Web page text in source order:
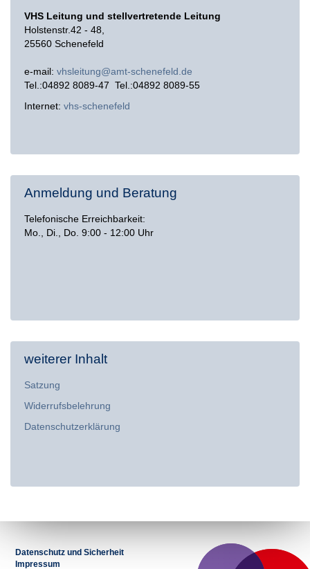
VHS Leitung und stellvertretende Leitung
Holstenstr.42 - 48,
25560 Schenefeld
e-mail: vhsleitung@amt-schenefeld.de
Tel.:04892 8089-47 Tel.:04892 8089-55
Internet: vhs-schenefeld
Anmeldung und Beratung
Telefonische Erreichbarkeit:
Mo., Di., Do. 9:00 - 12:00 Uhr
weiterer Inhalt
Satzung
Widerrufsbelehrung
Datenschutzerklärung
Datenschutz und Sicherheit
Impressum